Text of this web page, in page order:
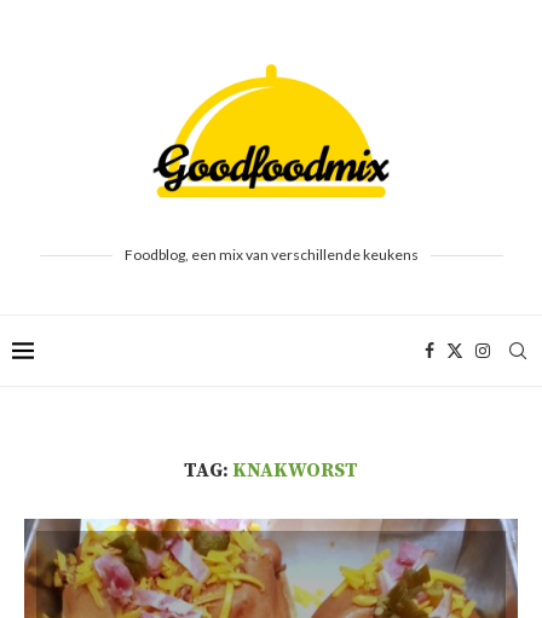
Foodblog, een mix van verschillende keukens
TAG: KNAKWORST